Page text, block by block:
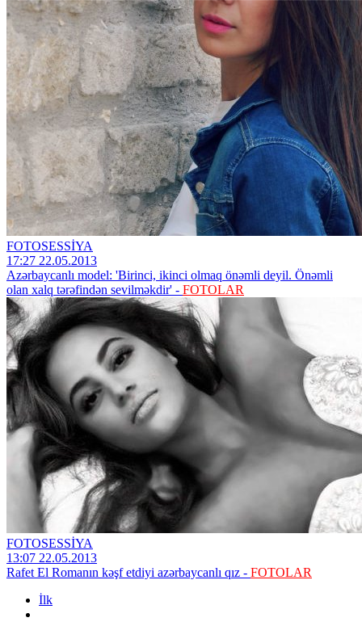
FOTOSESSİYA
17:27 22.05.2013
Azərbaycanlı model: 'Birinci, ikinci olmaq önəmli deyil. Önəmli
olan xalq tərəfindən sevilməkdir' - FOTOLAR
FOTOSESSİYA
13:07 22.05.2013
Rafet El Romanın kəşf etdiyi azərbaycanlı qız - FOTOLAR
İlk